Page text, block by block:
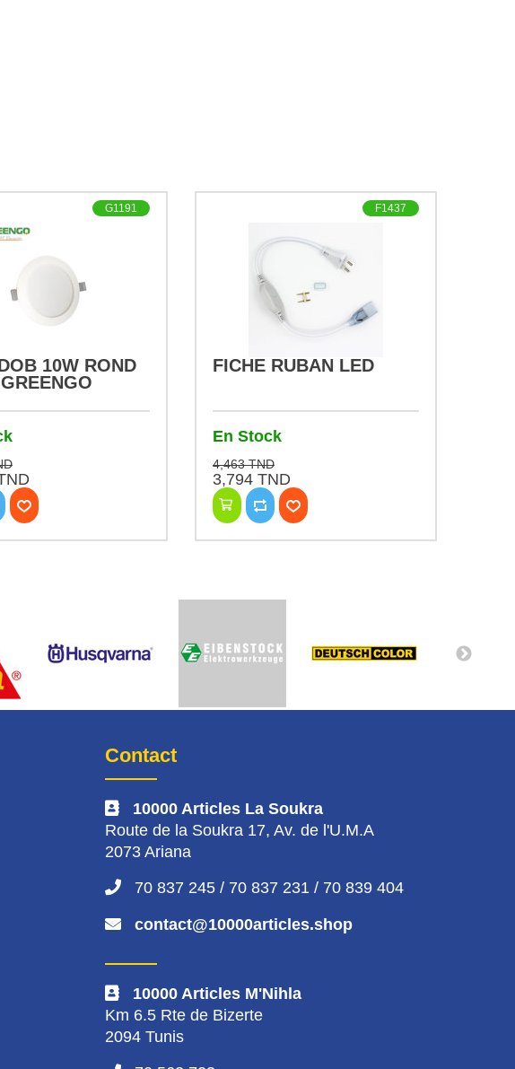
G1191
10W ROND
F1437
FICHE RUBAN LED
En Stock
4,463 TND
3,794 TND
Contact
10000 Articles La Soukra
Route de la Soukra 17, Av. de l'U.M.A
2073 Ariana
70 837 245 / 70 837 231 / 70 839 404
contact@10000articles.shop
10000 Articles M'Nihla
Km 6.5 Rte de Bizerte
2094 Tunis